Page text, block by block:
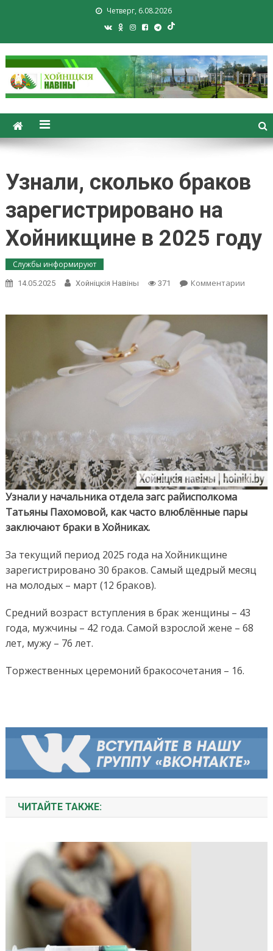
Четверг, 6.08.2026
Хойники. Хойнiцкiя навiны.
Новости Хойник. Районная
Узнали, сколько браков
зарегистрировано на
Хойникщине в 2025 году
Службы информируют
14.05.2025 Хойнiцкiя Навiны 371 Комментарииon
на
2025
году
Узнали у начальника отдела загс райисполкома
Татьяны Пахомовой, как часто влюблённые пары
заключают браки в Хойниках.
За текущий период 2025 года на Хойникщине
зарегистрировано 30 браков. Самый щедрый месяц
на молодых – март (12 браков).
Средний возраст вступления в брак женщины – 43
года, мужчины – 42 года. Самой взрослой жене – 68
лет, мужу – 76 лет.
Торжественных церемоний бракосочетания – 16.
ЧИТАЙТЕ ТАКЖЕ: